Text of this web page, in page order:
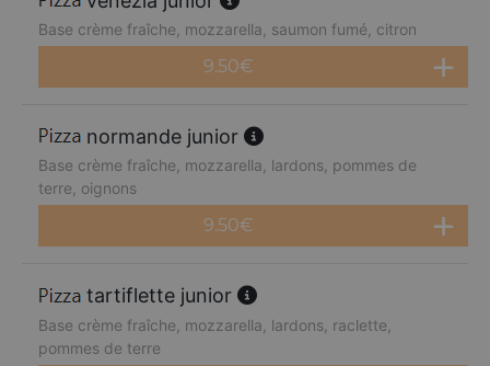
Base crème fraîche, mozzarella, saumon fumé, citron
9.50€
normande junior
Base crème fraîche, mozzarella, lardons, pommes de
terre, oignons
9.50€
tartiflette junior
Base crème fraîche, mozzarella, lardons, raclette,
pommes de terre